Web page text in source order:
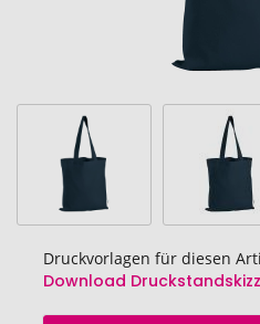
Druckvorlagen für diesen
Download